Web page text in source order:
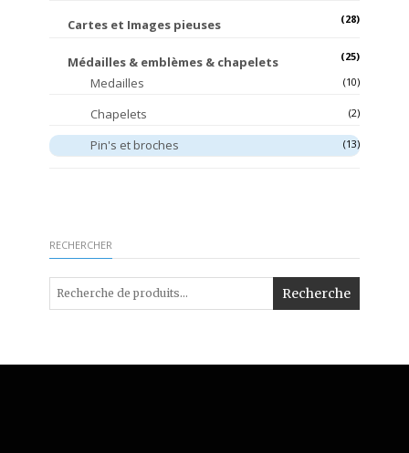
Cartes et Images pieuses (28)
Médailles & emblèmes & chapelets (25)
Medailles (10)
Chapelets (2)
Pin's et broches (13)
RECHERCHER
Recherche